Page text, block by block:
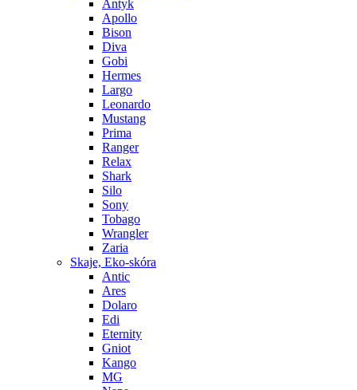
Antyk
Apollo
Bison
Diva
Gobi
Hermes
Largo
Leonardo
Mustang
Prima
Ranger
Relax
Shark
Silo
Sony
Tobago
Wrangler
Zaria
Skaje, Eko-skóra
Antic
Ares
Dolaro
Edi
Eternity
Gniot
Kango
MG